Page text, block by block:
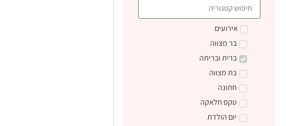
אירועים
בר מצווה
ברית ובריתה
בת מצווה
חתונה
טקס חלאקה
יום הולדת